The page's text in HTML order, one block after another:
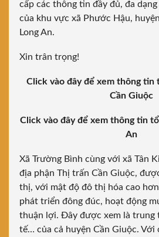
cấp các thông tin đầy đủ, đa
của khu vực xã Phước Hậu,
Long An.
Xin trân trọng!
Click vào đây để xem thông tin
Cần Giuộc
Click vào đây để xem thông tin
An
Xã Trường Bình cùng với xã Tân
địa phận Thị trấn Cần Giuộc,
thị, với mật độ đô thị hóa cao
phát triển đông đúc, hoạt động
thuận lợi. Đây được xem là trung
tế… của cả huyện Cần Giuộc. Với